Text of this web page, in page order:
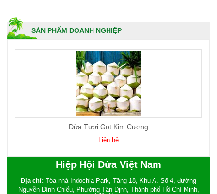
SẢN PHẨM DOANH NGHIỆP
Dừa Tươi Gọt Kim Cương
Liên hệ
Hiệp Hội Dừa Việt Nam
Địa chỉ: Tòa nhà Indochia Park, Tầng 18, Khu A. Số 4, đường
Nguyễn Đình Chiểu, Phường Tân Định, Thành phố Hồ Chí Minh,